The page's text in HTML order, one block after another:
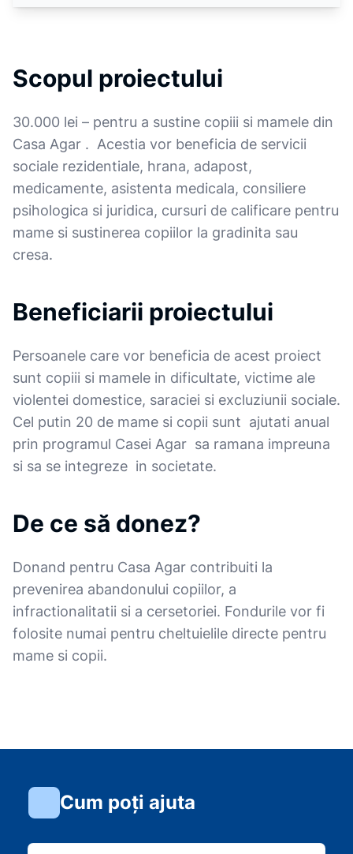
Scopul proiectului
30.000 lei – pentru a sustine copiii si mamele din
Casa Agar . Acestia vor beneficia de servicii
sociale rezidentiale, hrana, adapost,
medicamente, asistenta medicala, consiliere
psihologica si juridica, cursuri de calificare pentru
mame si sustinerea copiilor la gradinita sau
cresa.
Beneficiarii proiectului
Persoanele care vor beneficia de acest proiect
sunt copiii si mamele in dificultate, victime ale
violentei domestice, saraciei si excluziunii sociale.
Cel putin 20 de mame si copii sunt ajutati anual
prin programul Casei Agar sa ramana impreuna
si sa se integreze in societate.
De ce să donez?
Donand pentru Casa Agar contribuiti la
prevenirea abandonului copiilor, a
infractionalitatii si a cersetoriei. Fondurile vor fi
folosite numai pentru cheltuielile directe pentru
mame si copii.
Cum poți ajuta